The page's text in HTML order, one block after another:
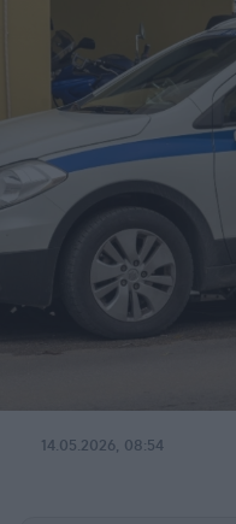
14.05.2026, 08:54